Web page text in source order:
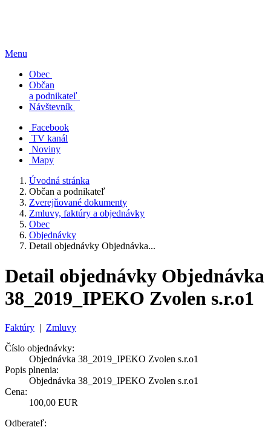
Menu
Obec
Občan
a podnikateľ
Návštevník
Facebook
TV kanál
Noviny
Mapy
Úvodná stránka
Občan a podnikateľ
Zverejňované dokumenty
Zmluvy, faktúry a objednávky
Obec
Objednávky
Detail objednávky Objednávka...
Detail objednávky Objednávka
38_2019_IPEKO Zvolen s.r.o1
Faktúry | Zmluvy
Číslo objednávky:
Objednávka 38_2019_IPEKO Zvolen s.r.o1
Popis plnenia:
Objednávka 38_2019_IPEKO Zvolen s.r.o1
Cena:
100,00 EUR
Odberateľ: